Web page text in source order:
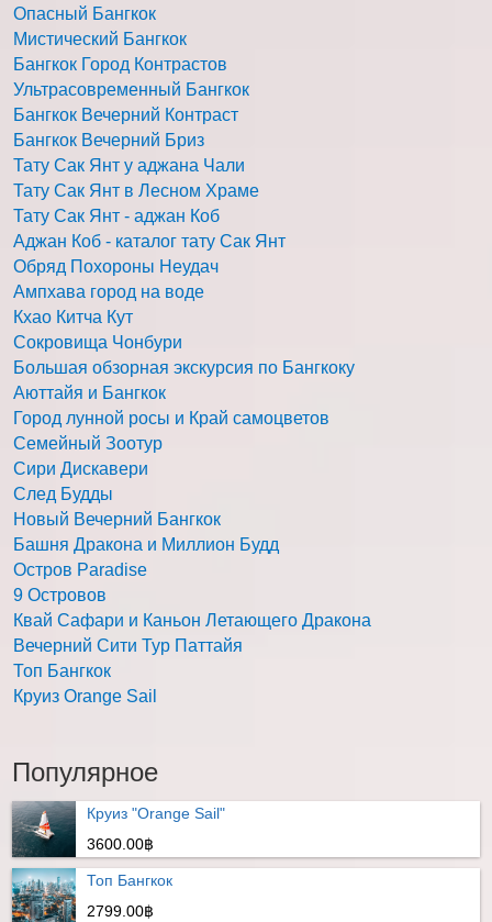
Опасный Бангкок
Мистический Бангкок
Бангкок Город Контрастов
Ультрасовременный Бангкок
Бангкок Вечерний Контраст
Бангкок Вечерний Бриз
Тату Сак Янт у аджана Чали
Тату Сак Янт в Лесном Храме
Тату Сак Янт - аджан Коб
Аджан Коб - каталог тату Сак Янт
Обряд Похороны Неудач
Ампхава город на воде
Кхао Китча Кут
Сокровища Чонбури
Большая обзорная экскурсия по Бангкоку
Аюттайя и Бангкок
Город лунной росы и Край самоцветов
Семейный Зоотур
Сири Дискавери
След Будды
Новый Вечерний Бангкок
Башня Дракона и Миллион Будд
Остров Paradise
9 Островов
Квай Сафари и Каньон Летающего Дракона
Вечерний Сити Тур Паттайя
Топ Бангкок
Круиз Orange Sail
Популярное
Круиз "Orange Sail"
3600.00฿
Топ Бангкок
2799.00฿